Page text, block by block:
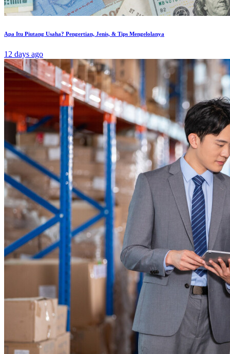
Apa Itu Piutang Usaha? Pengertian, Jenis, & Tips Mengelolanya
12 days ago